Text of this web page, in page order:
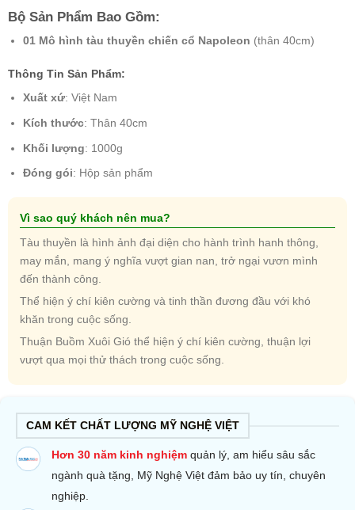
Bộ Sản Phẩm Bao Gồm:
01 Mô hình tàu thuyền chiến cổ Napoleon (thân 40cm)
Thông Tin Sản Phẩm:
Xuất xứ: Việt Nam
Kích thước: Thân 40cm
Khối lượng: 1000g
Đóng gói: Hộp sản phẩm
Vì sao quý khách nên mua?
Tàu thuyền là hình ảnh đại diện cho hành trình hanh thông,
may mắn, mang ý nghĩa vượt gian nan, trở ngại vươn mình
đến thành công.
Thể hiện ý chí kiên cường và tinh thần đương đầu với khó
khăn trong cuộc sống.
Thuận Buồm Xuôi Gió thể hiện ý chí kiên cường, thuận lợi
vượt qua mọi thử thách trong cuộc sống.
CAM KẾT CHẤT LƯỢNG MỸ NGHỆ VIỆT
Hơn 30 năm kinh nghiệm quản lý, am hiểu sâu sắc
ngành quà tặng, Mỹ Nghệ Việt đảm bảo uy tín, chuyên
nghiệp.